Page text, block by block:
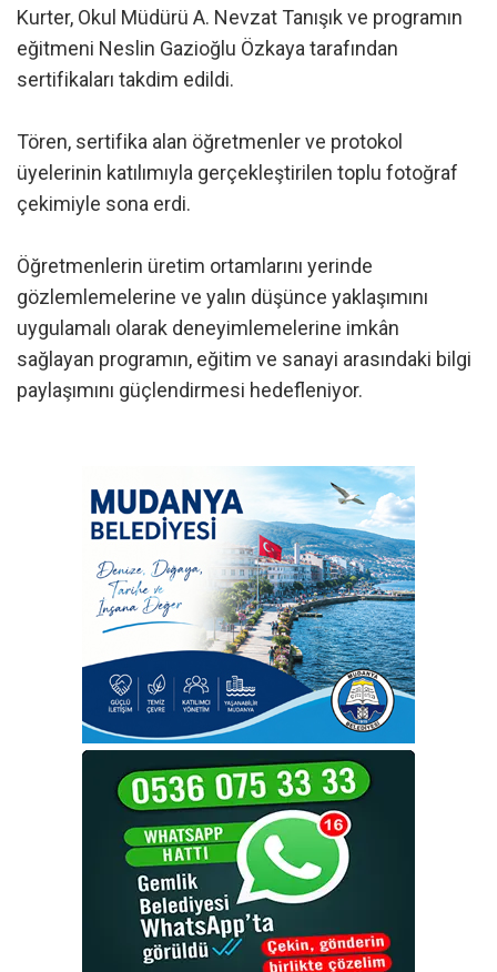
Kurter, Okul Müdürü A. Nevzat Tanışık ve programın
eğitmeni Neslin Gazioğlu Özkaya tarafından
sertifikaları takdim edildi.
Tören, sertifika alan öğretmenler ve protokol
üyelerinin katılımıyla gerçekleştirilen toplu fotoğraf
çekimiyle sona erdi.
Öğretmenlerin üretim ortamlarını yerinde
gözlemlemelerine ve yalın düşünce yaklaşımını
uygulamalı olarak deneyimlemelerine imkân
sağlayan programın, eğitim ve sanayi arasındaki bilgi
paylaşımını güçlendirmesi hedefleniyor.